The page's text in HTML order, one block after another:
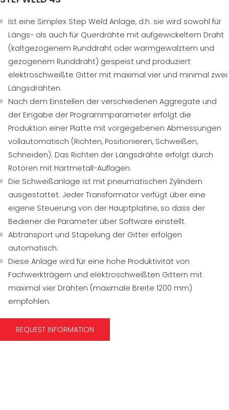
Ist eine Simplex Step Weld Anlage, d.h. sie wird sowohl für
Längs- als auch für Querdrähte mit aufgewickeltem Draht
(kaltgezogenem Runddraht oder warmgewalztem und
gezogenem Runddraht) gespeist und produziert
elektroschweißte Gitter mit maximal vier und minimal zwei
Längsdrähten.
Nach dem Einstellen der verschiedenen Aggregate und
der Eingabe der Programmparameter erfolgt die
Produktion einer Platte mit vorgegebenen Abmessungen
vollautomatisch (Richten, Positionieren, Schweißen,
Schneiden). Das Richten der Längsdrähte erfolgt durch
Rotoren mit Hartmetall-Auflagen.
Die Schweißanlage ist mit pneumatischen Zylindern
ausgestattet. Jeder Transformator verfügt über eine
eigene Steuerung von der Hauptplatine, so dass der
Bediener die Parameter über Software einstellt.
Abtransport und Stapelung der Gitter erfolgen
automatisch.
Diese Anlage wird für eine hohe Produktivität von
Fachwerkträgern und elektroschweißten Gittern mit
maximal vier Drähten (maximale Breite 1200 mm)
empfohlen.
REQUEST INFORMATION